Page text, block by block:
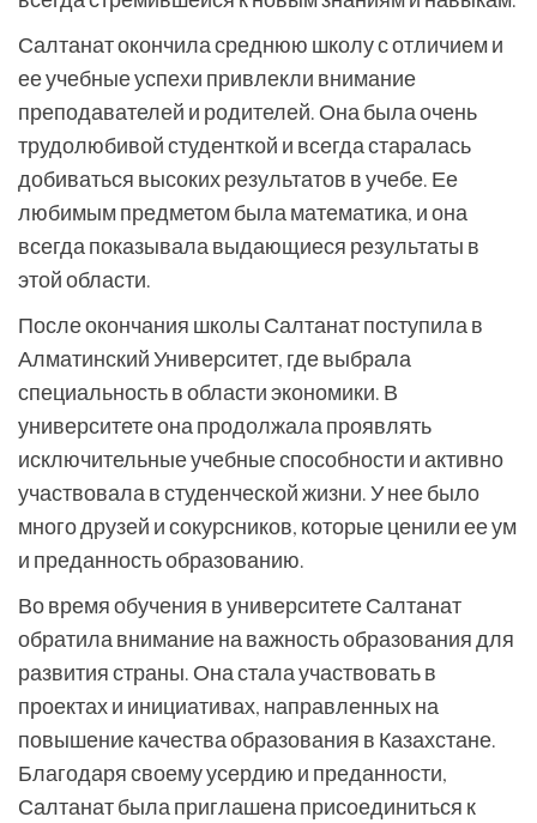
Салтанат окончила среднюю школу с отличием и
ее учебные успехи привлекли внимание
преподавателей и родителей. Она была очень
трудолюбивой студенткой и всегда старалась
добиваться высоких результатов в учебе. Ее
любимым предметом была математика, и она
всегда показывала выдающиеся результаты в
этой области.
После окончания школы Салтанат поступила в
Алматинский Университет, где выбрала
специальность в области экономики. В
университете она продолжала проявлять
исключительные учебные способности и активно
участвовала в студенческой жизни. У нее было
много друзей и сокурсников, которые ценили ее ум
и преданность образованию.
Во время обучения в университете Салтанат
обратила внимание на важность образования для
развития страны. Она стала участвовать в
проектах и инициативах, направленных на
повышение качества образования в Казахстане.
Благодаря своему усердию и преданности,
Салтанат была приглашена присоединиться к